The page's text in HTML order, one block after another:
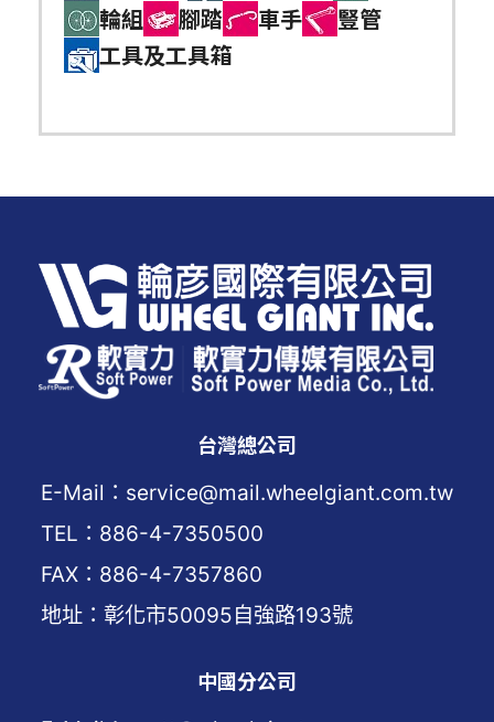
輪組
腳踏 車手
豎管
工具及工具箱
台灣總公司
E-Mail：service@mail.wheelgiant.com.tw
TEL：886-4-7350500
FAX：886-4-7357860
地址：彰化市50095自強路193號
中國分公司